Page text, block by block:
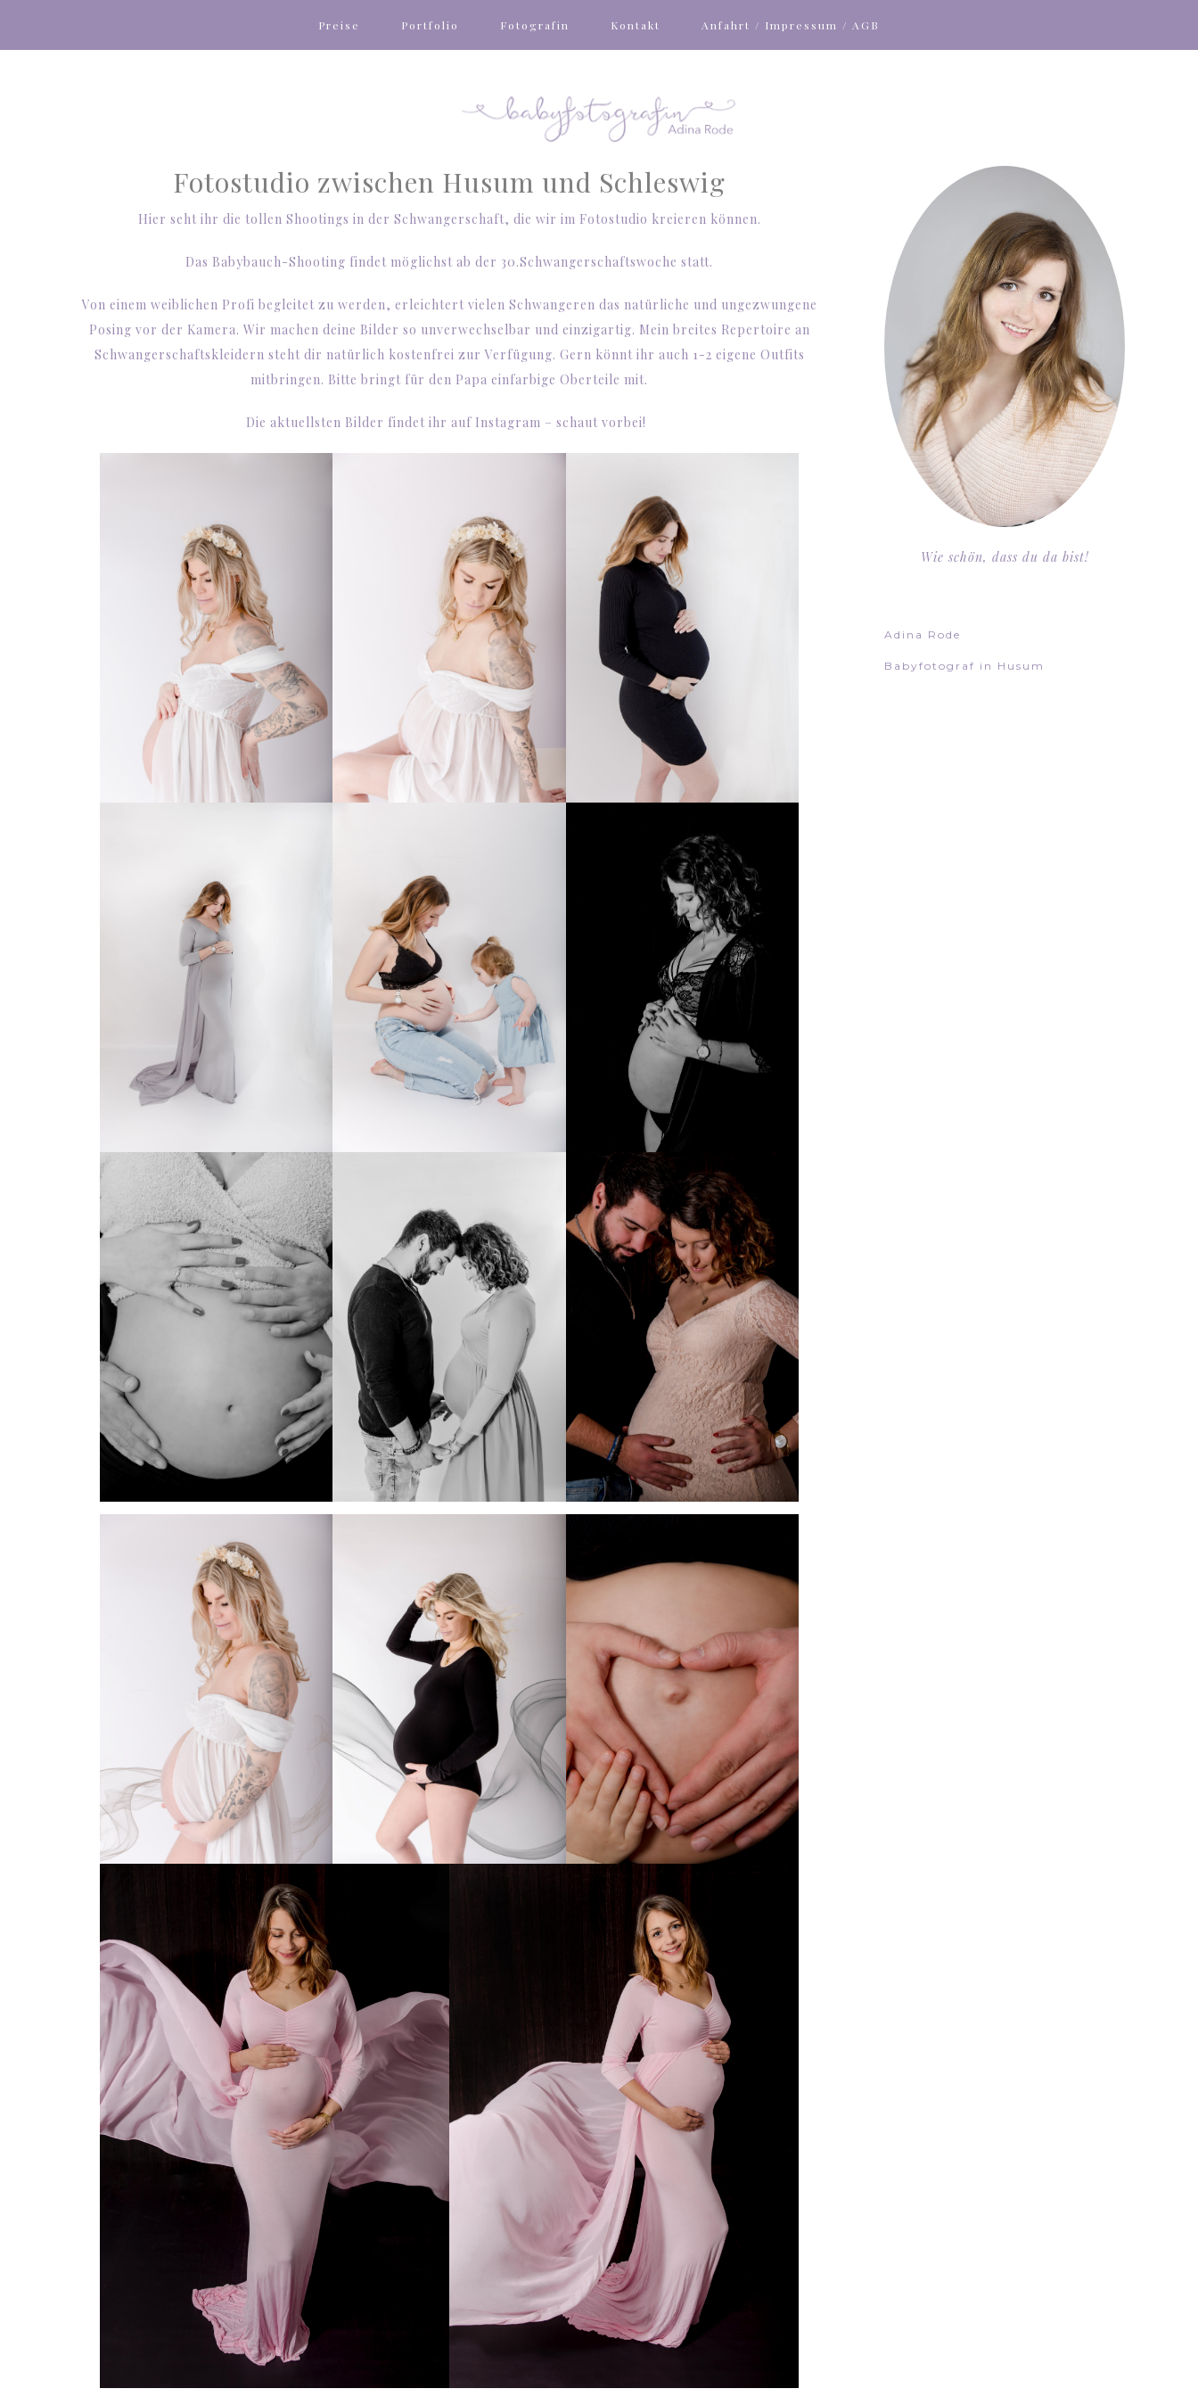
Preise Portfolio Fotografin Kontakt Anfahrt / Impressum / AGB
Fotostudio zwischen Husum und Schleswig
Hier seht ihr die tollen Shootings in der Schwangerschaft, die wir im Fotostudio kreieren können.
Das Babybauch-Shooting findet möglichst ab der 30.Schwangerschaftswoche statt.
Von einem weiblichen Profi begleitet zu werden, erleichtert vielen Schwangeren das natürliche und ungezwungene
Posing vor der Kamera. Wir machen deine Bilder so unverwechselbar und einzigartig. Mein breites Repertoire an
Schwangerschaftskleidern steht dir natürlich kostenfrei zur Verfügung. Gern könnt ihr auch 1-2 eigene Outfits
mitbringen. Bitte bringt für den Papa einfarbige Oberteile mit.
Die aktuellsten Bilder findet ihr auf Instagram – schaut vorbei!
Wie schön, dass du da bist!
Adina Rode
Babyfotograf in Husum